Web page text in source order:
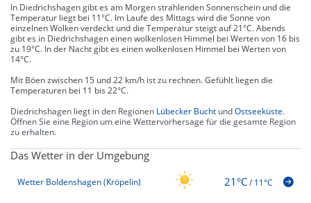
In Diedrichshagen gibt es am Morgen strahlenden Sonnenschein und die
Temperatur liegt bei 11°C. Im Laufe des Mittags wird die Sonne von
einzelnen Wolken verdeckt und die Temperatur steigt auf 21°C. Abends
gibt es in Diedrichshagen einen wolkenlosen Himmel bei Werten von 16 bis
zu 19°C. In der Nacht gibt es einen wolkenlosen Himmel bei Werten von
14°C.
Mit Böen zwischen 15 und 22 km/h ist zu rechnen. Gefühlt liegen die
Temperaturen bei 11 bis 22°C.
Diedrichshagen liegt in den Regionen Lübecker Bucht undOstseeküste.
Öffnen Sie eine Region um eine Wettervorhersage für die gesamte Region
zu erhalten.
Das Wetter in der Umgebung
Wetter Boldenshagen (Kröpelin) 21°C/11°C